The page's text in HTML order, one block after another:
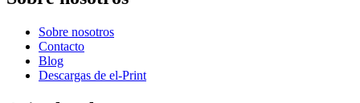
Sobre nosotros
Contacto
Blog
Descargas de el-Print